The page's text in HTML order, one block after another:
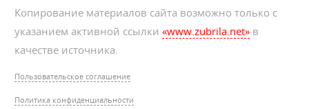
Копирование материалов сайта возможно только с
указанием активной ссылки«www.zubrila.net» в
качестве источника.
Пользовательское соглашение
Политика конфиденциальности